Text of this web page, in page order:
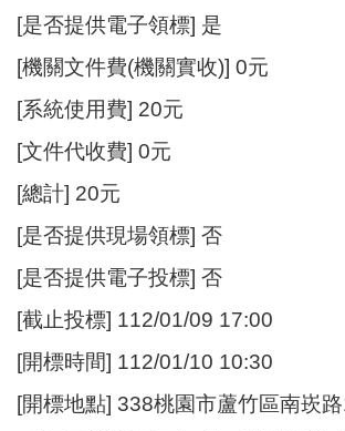
[是否提供電子領標] 是
[機關文件費(機關實收)] 0元
[系統使用費] 20元
[文件代收費] 0元
[總計] 20元
[是否提供現場領標] 否
[是否提供電子投標] 否
[截止投標] 112/01/09 17:00
[開標時間] 112/01/10 10:30
[開標地點] 338桃園市蘆竹區南崁